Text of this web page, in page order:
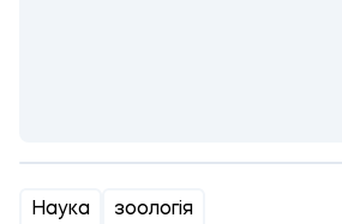
Наука зоологія